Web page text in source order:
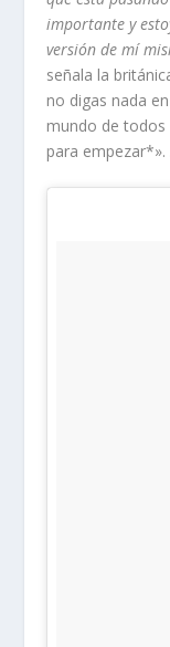
importante y
versión de mí
señala la
no digas nada
mundo de todos
para